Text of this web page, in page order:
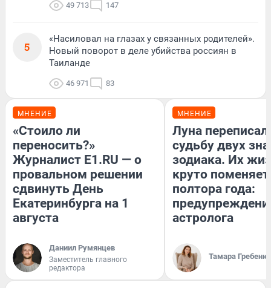
49 713 147
5
«Насиловал на глазах у связанных родителей».
Новый поворот в деле убийства россиян в
Таиланде
46 971 83
МНЕНИЕ
«Стоило ли
переносить?»
Журналист E1.RU — о
провальном решении
сдвинуть День
Екатеринбурга на 1
августа
Даниил Румянцев
Заместитель главного
редактора
МНЕНИЕ
Луна
судьбу двух
зодиака. Их
круто
полтора года:
астролога
Тамара